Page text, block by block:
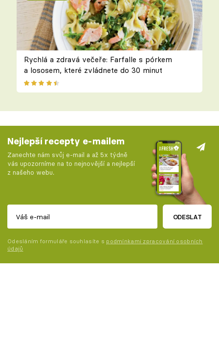
Rychlá a zdravá večeře: Farfalle s pórkem
a lososem, které zvládnete do 30 minut
Nejlepší recepty e-mailem
Zanechte nám svůj e-mail a až 5x týdně
vás upozorníme na to nejnovější a nejlepší
z našeho webu.
ODESLAT
Odesláním formuláře souhlasíte s podmínkami zpracování osobních
údajů